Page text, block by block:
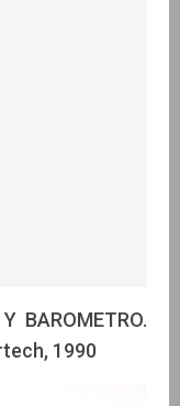
BAROMETRO.
1990